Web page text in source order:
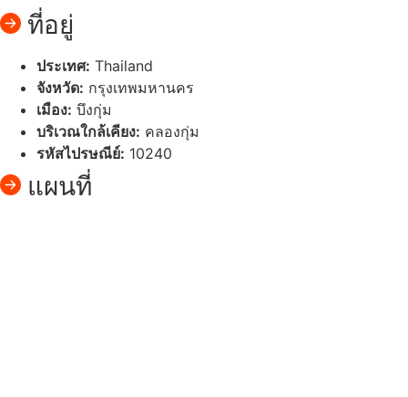
ที่อยู่
ประเทศ: Thailand
จังหวัด: กรุงเทพมหานคร
เมือง: บึงกุ่ม
บริเวณใกล้เคียง: คลองกุ่ม
รหัสไปรษณีย์: 10240
แผนที่